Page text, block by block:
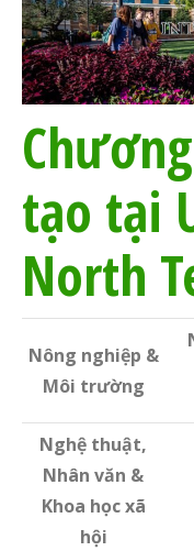
tạo tại
North
Nông nghiệp &
Môi trường
Nghệ thuật,
Nhân văn &
Khoa học xã
hội